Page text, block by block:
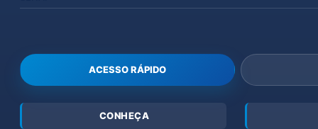
ACESSO RÁPIDO
CONHEÇA